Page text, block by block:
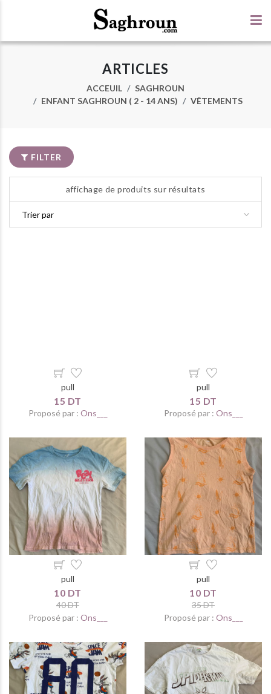
ARTICLES
ACCEUIL
SAGHROUN
ENFANT SAGHROUN ( 2 - 14 ANS)
VÊTEMENTS
FILTER
affichage de produits sur résultats
pull
15 DT
Proposé par : Ons___
pull
15 DT
Proposé par : Ons___
pull
10 DT
40 DT
Proposé par : Ons___
pull
10 DT
35 DT
Proposé par : Ons___